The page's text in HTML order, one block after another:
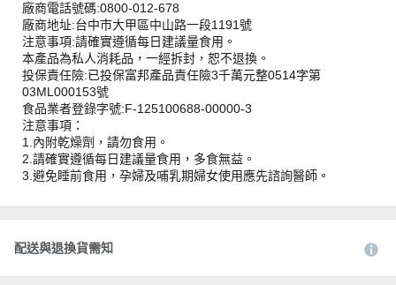
廠商電話號碼:0800-012-678
廠商地址:台中市大甲區中山路一段1191號
注意事項:請確實遵循每日建議量食用。
本產品為私人消耗品，一經拆封，恕不退換。
投保責任險:已投保富邦產品責任險3千萬元整0514字第
03ML000153號
食品業者登錄字號:F-125100688-00000-3
注意事項：
1.內附乾燥劑，請勿食用。
2.請確實遵循每日建議量食用，多食無益。
3.避免睡前食用，孕婦及哺乳期婦女使用應先諮詢醫師。
配送與退換貨需知